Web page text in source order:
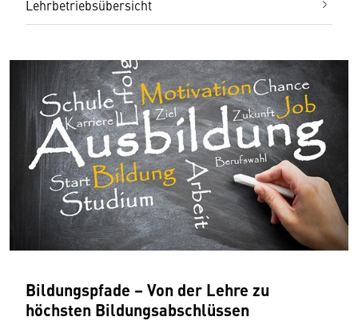
Lehrbetriebsübersicht
Bildungspfade – Von der Lehre zu
höchsten Bildungsabschlüssen